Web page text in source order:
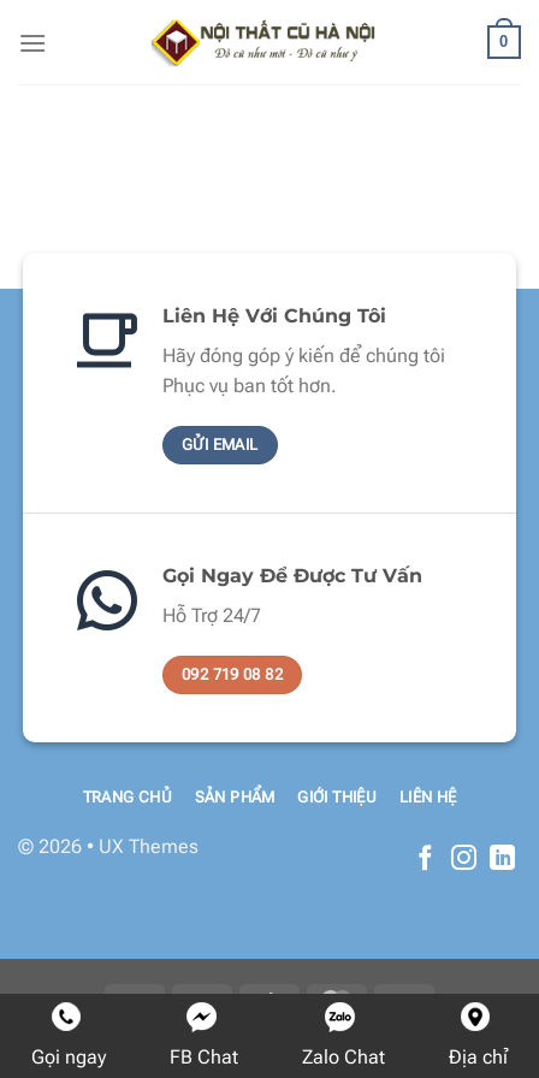
qua
0
Liên Hệ Với Chúng Tôi
Hãy đóng góp ý kiến để chúng tôi
Phục vụ ban tốt hơn.
GỬI EMAIL
Gọi Ngay Để Được Tư Vấn
Hỗ Trợ 24/7
092 719 08 82
© 2026 • UX Themes
TRANG CHỦ SẢN PHẨM GIỚI THIỆU LIÊN HỆ
Gọi ngay FB Chat Zalo Chat Địa chỉ